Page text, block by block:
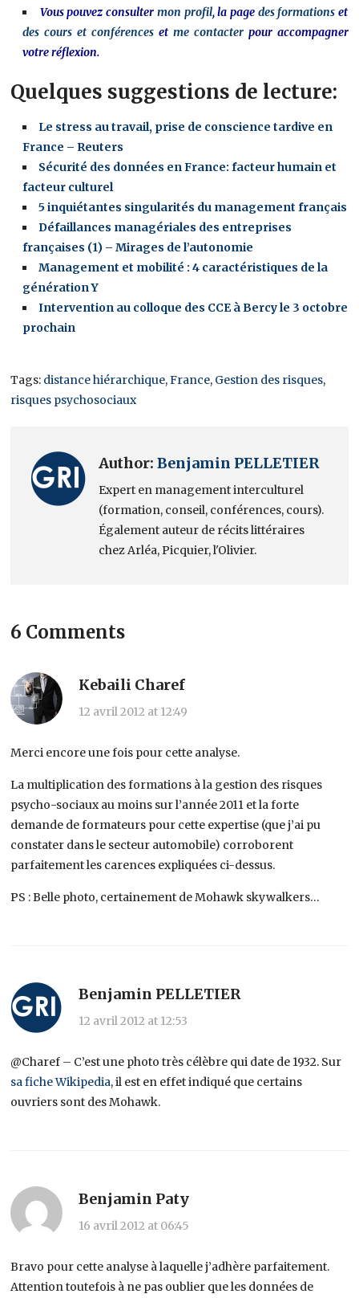
Vous pouvez consulter mon profil, la page des formations et
des cours et conférences et me contacterpour accompagner
votre réflexion.
Quelques suggestions de lecture:
Le stress au travail, prise de conscience tardive en
France – Reuters
Sécurité des données en France: facteur humain et
facteur culturel
5 inquiétantes singularités du management français
Défaillances managériales des entreprises
françaises (1) – Mirages de l’autonomie
Management et mobilité : 4 caractéristiques de la
génération Y
Intervention au colloque des CCE à Bercy le 3 octobre
prochain
Tags: distance hiérarchique,France, Gestion des risques,
risques psychosociaux
Author:Benjamin PELLETIER
Expert en management interculturel
(formation, conseil, conférences, cours).
Également auteur de récits littéraires
chez Arléa, Picquier, l'Olivier.
6 Comments
Kebaili Charef
12 avril 2012 at 12:49
Merci encore une fois pour cette analyse.
La multiplication des formations à la gestion des risques
psycho-sociaux au moins sur l’année 2011 et la forte
demande de formateurs pour cette expertise (que j’ai pu
constater dans le secteur automobile) corroborent
parfaitement les carences expliquées ci-dessus.
PS : Belle photo, certainement de Mohawk skywalkers…
Benjamin PELLETIER
12 avril 2012 at 12:53
@Charef – C’est une photo très célèbre qui date de 1932. Sur
sa fiche Wikipedia, il est en effet indiqué que certains
ouvriers sont des Mohawk.
Benjamin Paty
16 avril 2012 at 06:45
Bravo pour cette analyse à laquelle j’adhère parfaitement.
Attention toutefois à ne pas oublier que les données de